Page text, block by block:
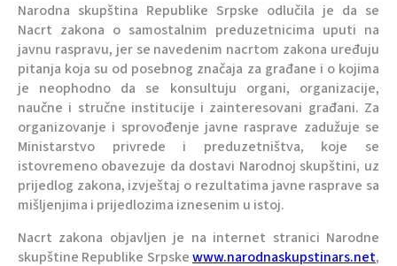
Narodna skupština Republike Srpske odlučila je da se
Nacrt zakona o samostalnim preduzetnicima uputi na
javnu raspravu, jer se navedenim nacrtom zakona uređuju
pitanja koja su od posebnog značaja za građane i o kojima
je neophodno da se konsultuju organi, organizacije,
naučne i stručne institucije i zainteresovani građani. Za
organizovanje i sprovođenje javne rasprave zadužuje se
Ministarstvo privrede i preduzetništva, koje se
istovremeno obavezuje da dostavi Narodnoj skupštini, uz
prijedlog zakona, izvještaj o rezultatima javne rasprave sa
mišljenjima i prijedlozima iznesenim u istoj.
Nacrt zakona objavljen je na internet stranici Narodne
skupštine Republike Srpskewww.narodnaskupstinars.net,